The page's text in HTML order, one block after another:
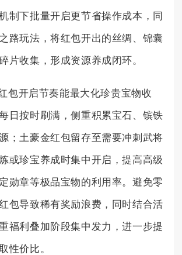
制下批量开启更节省操作成本，同
路玩法，将红包开出的丝绸、锦囊
片收集，形成资源养成闭环。
包开启节奏能最大化珍贵宝物收
日按时刷满，侧重积累宝石、镔铁
；土豪金红包留存至需要冲刺武将
或珍宝养成时集中开启，提高高级
勋章等极品宝物的利用率。避免零
包导致稀有奖励浪费，同时结合活
福利叠加阶段集中发力，进一步提
性价比。